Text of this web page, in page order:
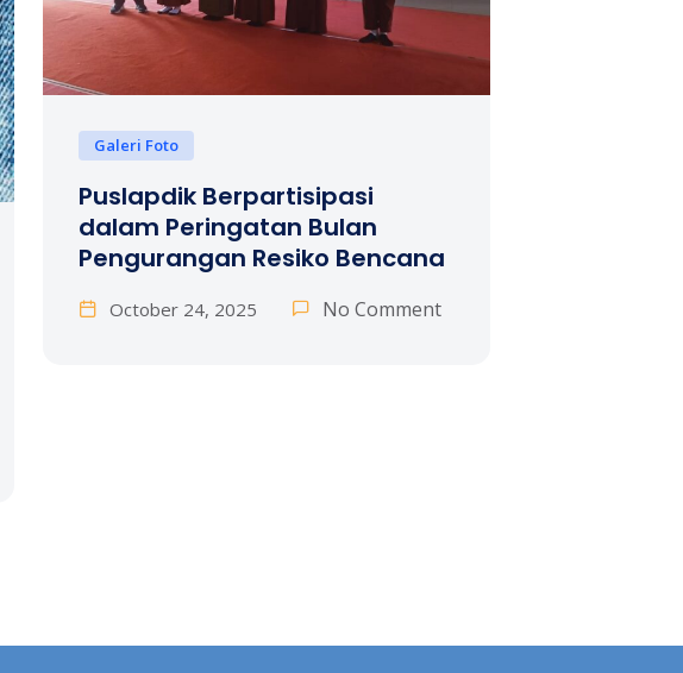
Galeri Foto
Puslapdik Berpartisipasi
dalam Peringatan Bulan
Pengurangan Resiko Bencana
October 24, 2025 No Comment